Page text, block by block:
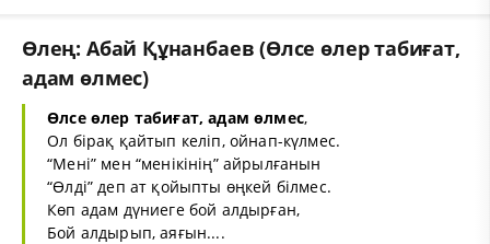
Өлең: Абай Құнанбаев (Өлсе өлер табиғат,
адам өлмес)
Өлсе өлер табиғат, адам өлмес,
Ол бірақ қайтып келіп, ойнап-күлмес.
“Мені” мен “менікінің” айрылғанын
“Өлді” деп ат қойыпты өңкей білмес.
Көп адам дүниеге бой алдырған,
Бой алдырып, аяғын....